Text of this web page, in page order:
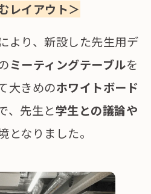
レイアウト＞
より、新設した先生用デ
ミーティングテーブルを
大きめのホワイトボード
、先生と学生との議論や
となりました。